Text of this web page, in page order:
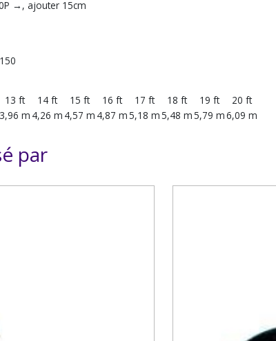
→, ajouter 15cm
13 ft 14 ft 15 ft 16 ft 17 ft 18 ft 19 ft
20 ft
3,96 m 4,26 m 4,57 m 4,87 m5,18 m5,48 m5,79 m6,09 m
par